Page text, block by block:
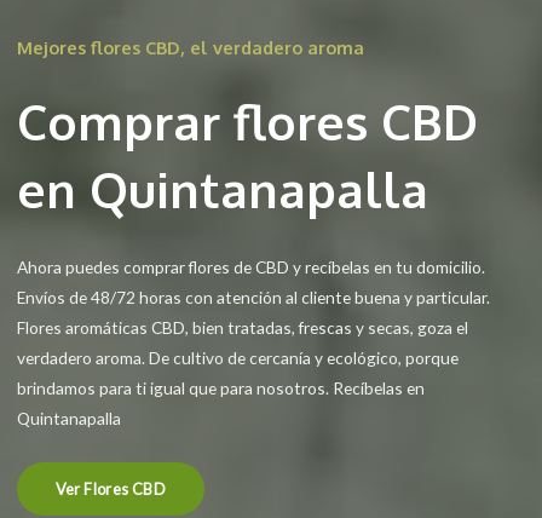
Mejores flores CBD, el verdadero aroma
Comprar flores CBD
en Quintanapalla
Ahora puedes comprar flores de CBD y recíbelas en tu domicilio.
Envíos de 48/72 horas con atención al cliente buena y particular.
Flores aromáticas CBD, bien tratadas, frescas y secas, goza el
verdadero aroma. De cultivo de cercanía y ecológico, porque
brindamos para ti igual que para nosotros. Recíbelas en
Quintanapalla
Ver Flores CBD